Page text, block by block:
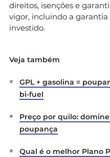
direitos, isenções e
vigor, incluindo a
investido.
Veja também
GPL + gasolina =
bi-fuel
Preço por quilo:
poupança
Qual é o melhor Plano